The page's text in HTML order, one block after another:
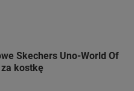
Skechers Uno-World Of
kostkę